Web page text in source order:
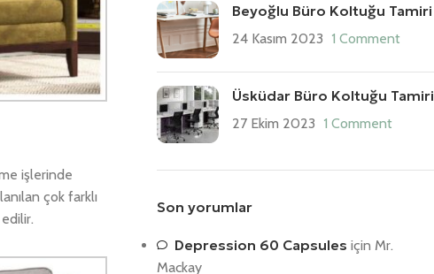
işlerinde
çok farklı
Beyoğlu Büro Koltuğu Tamiri
24 Kasım 2023 1 Comment
Üsküdar Büro Koltuğu Tamiri
27 Ekim 2023 1 Comment
Son yorumlar
Depression 60 Capsules için Mr.
Mackay